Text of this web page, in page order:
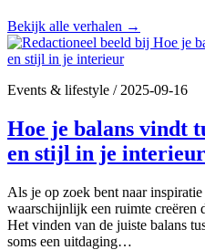
Bekijk alle verhalen →
Events & lifestyle /2025-09-16
Hoe je balans vindt
en stijl in je interieur
Als je op zoek bent naar
waarschijnlijk een ruimte creëren
Het vinden van de juiste balans
soms een uitdaging…